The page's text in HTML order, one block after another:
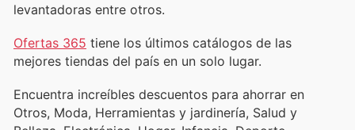
levantadoras entre otros.
Ofertas 365 tiene los últimos catálogos de las
mejores tiendas del país en un solo lugar.
Encuentra increíbles descuentos para ahorrar en
Otros, Moda, Herramientas y jardinería, Salud y